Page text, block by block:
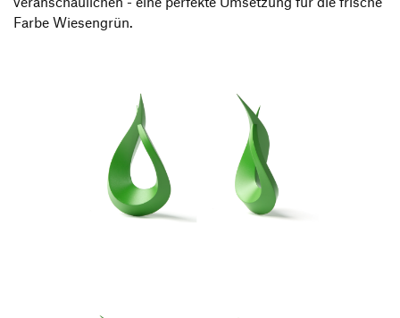
Farbe Wiesengrün.